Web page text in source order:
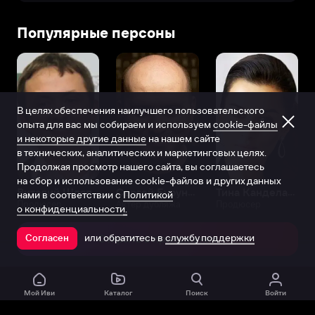
Популярные персоны
Виталий Шляппо
Продюсер Актёр дубляжа
Открыть в приложении
Мой Иви Каталог Поиск Войти
В целях обеспечения наилучшего пользовательского
опыта для вас мы собираем и используем cookie-файлы
и некоторые другие данные на нашем сайте
в технических, аналитических и маркетинговых целях.
Продолжая просмотр нашего сайта, вы соглашаетесь
на сбор и использование cookie-файлов и других данных
нами в соответствии с Политикой
о конфиденциальности.
Согласен или обратитесь в службу поддержки